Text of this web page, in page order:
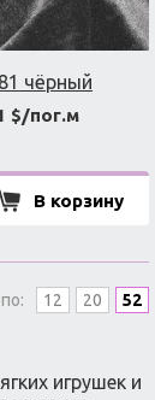
чёрный
$/пог.м
В корзину
12 20 52
игрушек и